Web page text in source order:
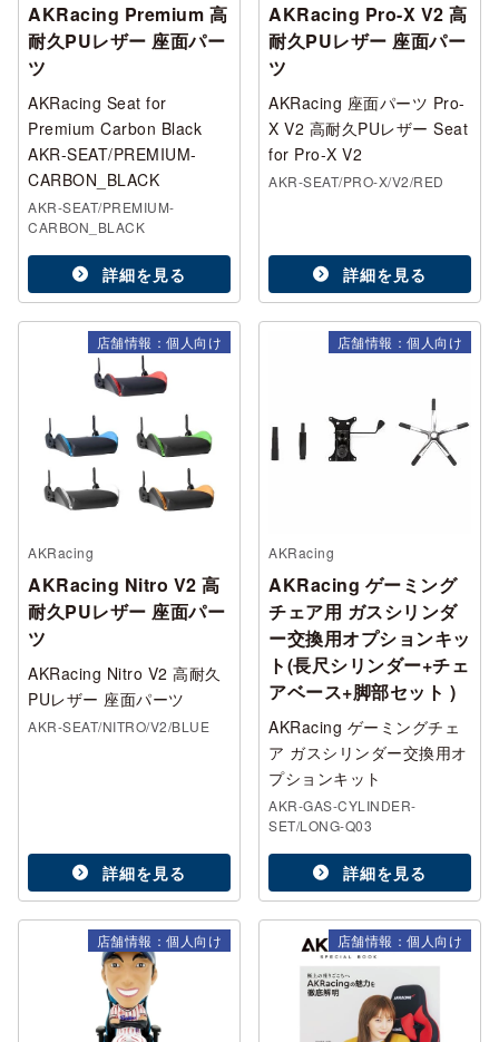
AKRacing Premium 高
耐久PUレザー 座面パー
ツ
AKRacing Seat for
Premium Carbon Black
AKR-SEAT/PREMIUM-
CARBON_BLACK
AKR-SEAT/PREMIUM-
CARBON_BLACK
詳細を見る
AKRacing Pro-X V2 高
耐久PUレザー 座面パー
ツ
AKRacing 座面パーツ Pro-
X V2 高耐久PUレザー Seat
for Pro-X V2
AKR-SEAT/PRO-X/V2/RED
詳細を見る
店舗情報：個人向け
AKRacing
AKRacing Nitro V2 高
耐久PUレザー 座面パー
ツ
AKRacing Nitro V2 高耐久
PUレザー 座面パーツ
AKR-SEAT/NITRO/V2/BLUE
詳細を見る
店舗情報：個人向け
AKRacing
AKRacing ゲーミング
チェア用 ガスシリンダ
ー交換用オプションキッ
ト(長尺シリンダー+チェ
アベース+脚部セット )
AKRacing ゲーミングチェ
ア ガスシリンダー交換用オ
プションキット
AKR-GAS-CYLINDER-
SET/LONG-Q03
詳細を見る
店舗情報：個人向け 店舗情報：個人向け